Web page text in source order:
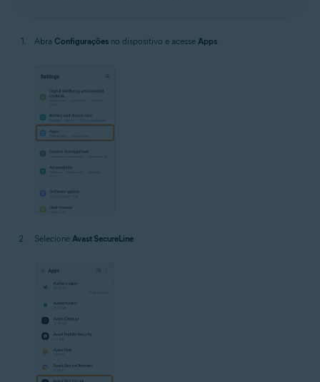
Abra Configurações no dispositivo e acesse Apps
Selecione Avast SecureLine.